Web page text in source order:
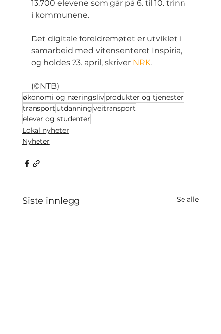
13.700 elevene som går på 6. til 10. trinn
i kommunene.
Det digitale foreldremøtet er utviklet i
samarbeid med vitensenteret Inspiria,
og holdes 23. april, skriver NRK.
(©NTB)
økonomi og næringslivprodukter og tjenester
transport utdanningveitransport
elever og studenter
Lokal nyheter
Nyheter
Siste innlegg Se alle